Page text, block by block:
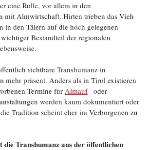
eine Rolle, vor allem in den
mit Almwirtschaft. Hirten trieben das Vieh
in den Tälern auf die hoch gelegenen
Bestandteil der regionalen
sichtbare Transhumanz in
mehr präsent. Anders als in Tirol existieren
Termine für Almauf– oder
werden kaum dokumentiert oder
Tradition scheint eher im Verborgenen zu
die Transhumanz aus der öffentlichen